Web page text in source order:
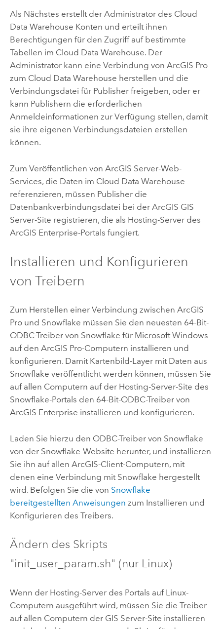
Als Nächstes erstellt der Administrator des Cloud
Data Warehouse Konten und erteilt ihnen
Berechtigungen für den Zugriff auf bestimmte
Tabellen im Cloud Data Warehouse. Der
Administrator kann eine Verbindung von ArcGIS Pro
zum Cloud Data Warehouse herstellen und die
Verbindungsdatei für Publisher freigeben, oder er
kann Publishern die erforderlichen
Anmeldeinformationen zur Verfügung stellen, damit
sie ihre eigenen Verbindungsdateien erstellen
können.
Zum Veröffentlichen von ArcGIS Server-Web-
Services, die Daten im Cloud Data Warehouse
referenzieren, müssen Publisher die
Datenbankverbindungsdatei bei der ArcGIS GIS
Server-Site registrieren, die als Hosting-Server des
ArcGIS Enterprise-Portals fungiert.
Installieren und Konfigurieren
von Treibern
Zum Herstellen einer Verbindung zwischen ArcGIS
Pround Snowflake müssen Sie den neuesten 64-Bit-
ODBC-Treiber von Snowflake für Microsoft Windows
auf den ArcGIS Pro-Computern installieren und
konfigurieren. Damit Kartenbild-Layer mit Daten aus
Snowflake veröffentlicht werden können, müssen Sie
auf allen Computern auf der Hosting-Server-Site des
Snowflake-Portals den 64-Bit-ODBC-Treiber von
ArcGIS Enterprise installieren und konfigurieren.
Laden Sie hierzu den ODBC-Treiber von Snowflake
von der Snowflake-Website herunter, und installieren
Sie ihn auf allen ArcGIS-Client-Computern, mit
denen eine Verbindung mit Snowflake hergestellt
wird. Befolgen Sie die von Snowflake
bereitgestellten Anweisungen zum Installieren und
Konfigurieren des Treibers.
Ändern des Skripts
"init_user_param.sh" (nur Linux)
Wenn der Hosting-Server des Portals auf Linux-
Computern ausgeführt wird, müssen Sie die Treiber
auf allen Computern der GIS Server-Site installieren